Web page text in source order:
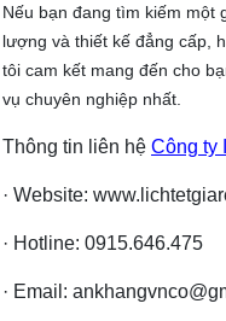
Nếu bạn đang tìm kiếm một
lượng và thiết kế đẳng cấp,
tôi cam kết mang đến cho
vụ chuyên nghiệp nhất.
Thông tin liên hệ Công ty
· Website:
· Hotline: 0915.646.475
· Email: